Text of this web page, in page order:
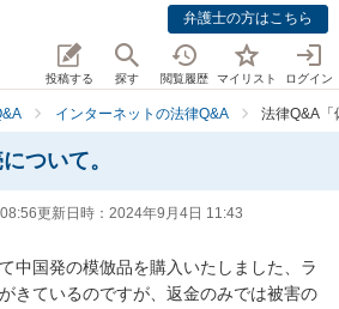
弁護士の方はこちら
投稿する 探す 閲覧履歴 マイリスト ログイン
インターネットの法律Q&A 法律Q&A「
ついて。
更新日時： 2024年9月4日 11:43
中国発の模倣品を購入いたしました、ラ
きているのですが、返金のみでは被害の